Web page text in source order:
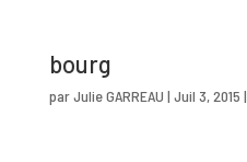
bourg
parJulie GARREAU | Juil 3, 2015 |